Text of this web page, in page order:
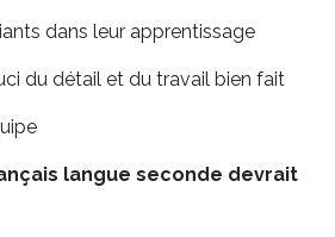
dans leur apprentissage
du détail et du travail bien fait
langue seconde devrait